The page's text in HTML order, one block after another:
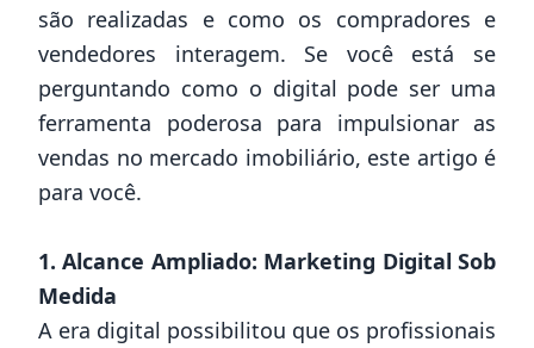
são realizadas e como os compradores e
vendedores interagem. Se você está se
perguntando como o digital pode ser uma
ferramenta poderosa para impulsionar as
vendas no mercado imobiliário, este artigo é
para você.
1. Alcance Ampliado: Marketing Digital Sob
Medida
A era digital possibilitou que os profissionais